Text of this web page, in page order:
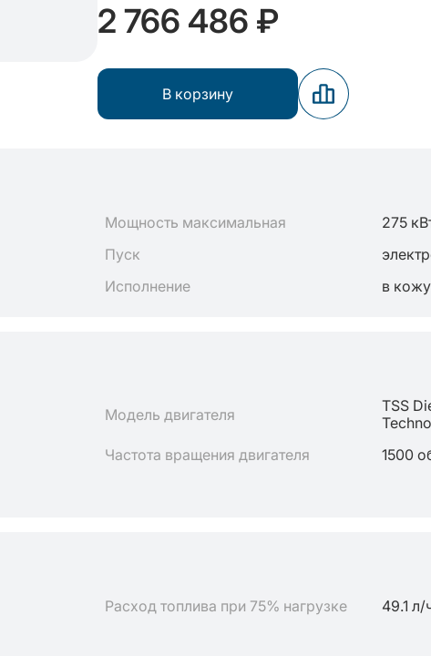
2 766 486 ₽
В корзину
Мощность максимальная
275
Пуск
Исполнение в
Модель двигателя
TSS
Частота вращения двигателя
1500
Расход топлива при 75% нагрузке
49.1 л/